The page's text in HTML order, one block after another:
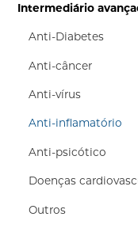
Intermediário
Anti-Diabetes
Anti-câncer
Anti-vírus
Anti-inflamatório
Anti-psicótico
Doenças
Outros